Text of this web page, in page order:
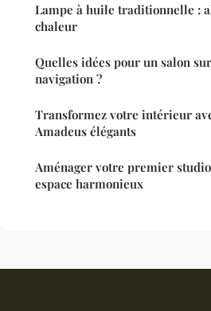
Lampe à huile traditionnelle :
chaleur
Quelles idées pour un salon
navigation ?
Transformez votre intérieur
Amadeus élégants
Aménager votre premier
espace harmonieux